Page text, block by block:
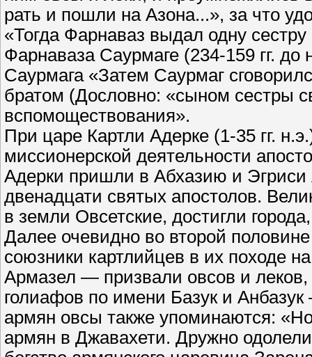
рать и пошли на Азона...», за что
«Тогда Фарнаваз выдал одну
Фарнаваза Саурмаге (234-159 гг.
Саурмага «Затем Саурмаг
братом (Дословно: «сыном сестры
вспомоществования».
При царе Картли Адерке (1-35 гг.
миссионерской деятельности
Адерки пришли в Абхазию и
двенадцати святых апостолов.
в земли Овсетские, достигли
Далее очевидно во второй
союзники картлийцев в их походе
Армазел — призвали овсов и
голиафов по имени Базук и
армян овсы также упоминаются:
армян в Джавахети. Дружно